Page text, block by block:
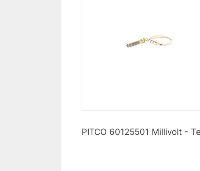
PITCO 60125501 Millivolt -